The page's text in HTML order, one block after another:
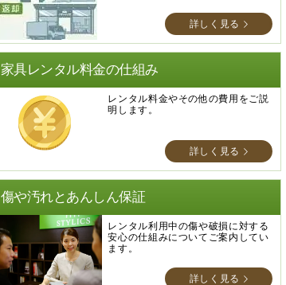
詳しく見る
家具レンタル料金の仕組み
レンタル料金やその他の費用をご説
明します。
詳しく見る
傷や汚れとあんしん保証
レンタル利用中の傷や破損に対する
安心の仕組みについてご案内してい
ます。
詳しく見る